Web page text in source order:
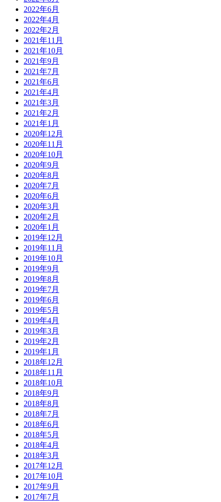
2022年6月
2022年4月
2022年2月
2021年11月
2021年10月
2021年9月
2021年7月
2021年6月
2021年4月
2021年3月
2021年2月
2021年1月
2020年12月
2020年11月
2020年10月
2020年9月
2020年8月
2020年7月
2020年6月
2020年3月
2020年2月
2020年1月
2019年12月
2019年11月
2019年10月
2019年9月
2019年8月
2019年7月
2019年6月
2019年5月
2019年4月
2019年3月
2019年2月
2019年1月
2018年12月
2018年11月
2018年10月
2018年9月
2018年8月
2018年7月
2018年6月
2018年5月
2018年4月
2018年3月
2017年12月
2017年10月
2017年9月
2017年7月